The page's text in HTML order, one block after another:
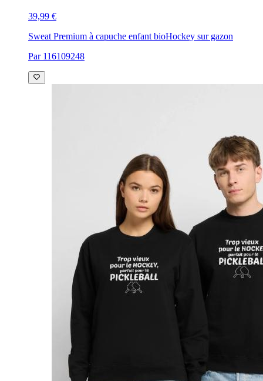
39,99 €
Sweat Premium à capuche enfant bioHockey sur gazon
Par 116109248